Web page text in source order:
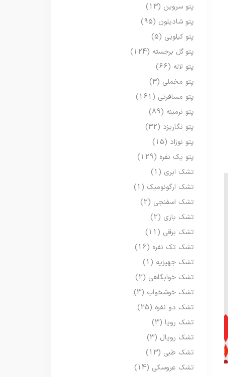
پتو سروین (13)
پتو شادیلون (95)
پتو کیلویی (5)
پتو گل برجسته (124)
پتو لاله (66)
پتو مخملی (3)
پتو مسافرتی (161)
پتو نرمینه (89)
پتو نگاریزد (32)
پتو نوزاد (15)
پتو یک نفره (129)
تشک ابری (1)
تشک ارگونومیک (1)
تشک اسفنجی (2)
تشک بازی (2)
تشک برقی (11)
تشک تک نفره (16)
تشک جهیزیه (1)
تشک خوابگاهی (2)
تشک خوشخواب (3)
تشک دو نفره (25)
تشک رویا (3)
تشک رویال (3)
تشک طبی (13)
تشک عروسکی (14)